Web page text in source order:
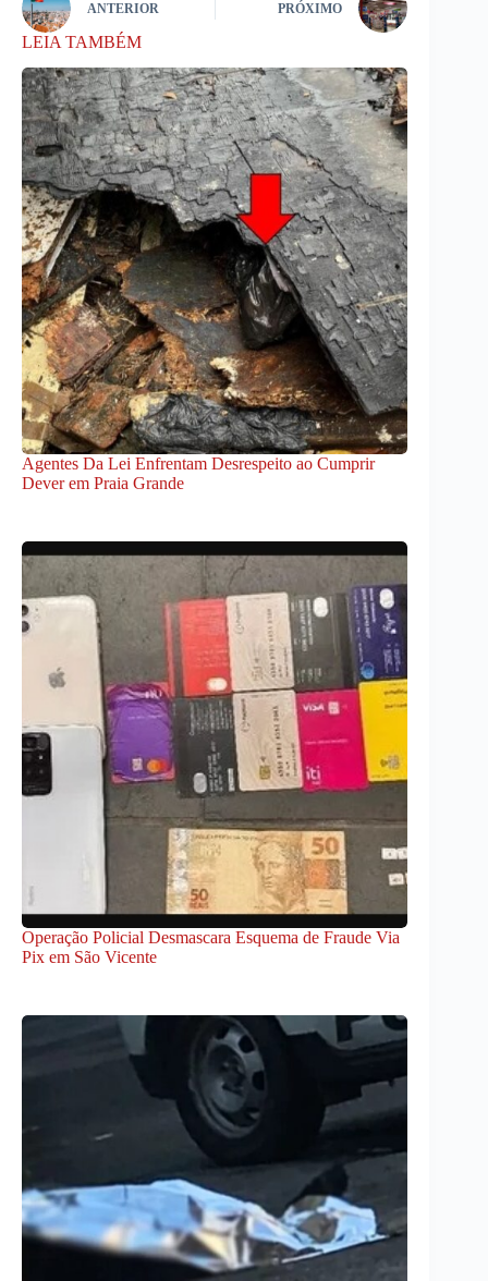
ANTERIOR PRÓXIMO
LEIA TAMBÉM
Agentes Da Lei Enfrentam Desrespeito ao Cumprir
Dever em Praia Grande
Operação Policial Desmascara Esquema de Fraude Via
Pix em São Vicente